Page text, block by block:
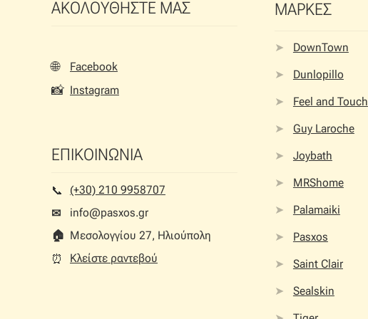
ΑΚΟΛΟΥΘΗΣΤΕ ΜΑΣ
🌐 Facebook
📸 Instagram
ΕΠΙΚΟΙΝΩΝΙΑ
📞︎
(+30) 210 9958707
✉
info@pasxos.gr
🏠︎ Μεσολογγίου 27, Ηλιούπολη
⏰︎
Κλείστε ραντεβού
ΜΑΡΚΕΣ
DownTown
Dunlopillo
Feel and Touch
Guy Laroche
Joybath
MRShome
Palamaiki
Pasxos
Saint Clair
Sealskin